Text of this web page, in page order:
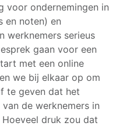
voor ondernemingen in
en noten) en
werknemers serieus
gaan voor een
met een online
we bij elkaar op om
te geven dat het
de werknemers in
druk zou dat